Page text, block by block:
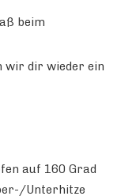
beim
wir dir wieder ein
auf 160 Grad
Unterhitze